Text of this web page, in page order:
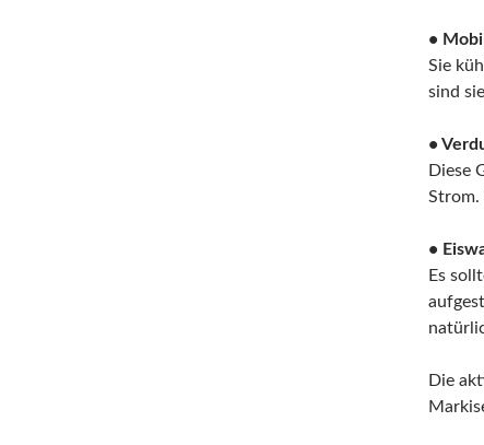
•
Sie
sind
•
Diese
Strom.
•
Es
Die